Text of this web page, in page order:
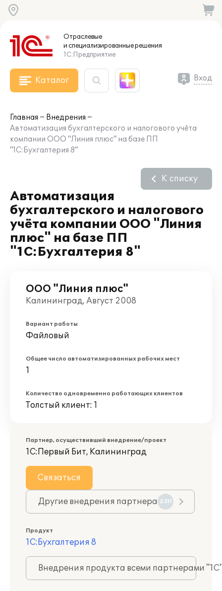
Отраслевые
и специализированныерешения
1С:Предприятие
Каталог Вход
Главная
Внедрения
Автоматизация бухгалтерского и налогового учёта
компании ООО "Линия плюс" на базе ПП
"1С:Бухгалтерия 8"
Автоматизация
бухгалтерского и налогового
учёта компании ООО "Линия
плюс" на базе ПП
"1С:Бухгалтерия 8"
К списку
ООО "Линия плюс"
Калининград, Август 2008
Вариант работы
Файловый
Общее число автоматизированных рабочих мест
1
Количество одновременно работающих клиентов
Толстый клиент: 1
Партнер, осуществивший внедрение/проект
1С:Первый Бит, Калининград
Связаться
Другие внедрения партнера 2311
Продукт
1С:Бухгалтерия 8
Внедрения продукта всеми партнерами